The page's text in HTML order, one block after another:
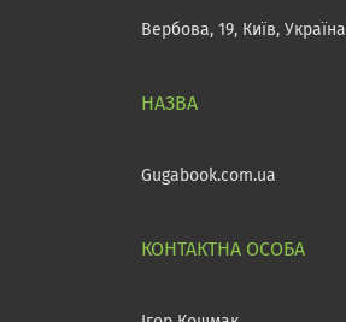
Вербова, 19, Київ, Україна
Gugabook.com.ua